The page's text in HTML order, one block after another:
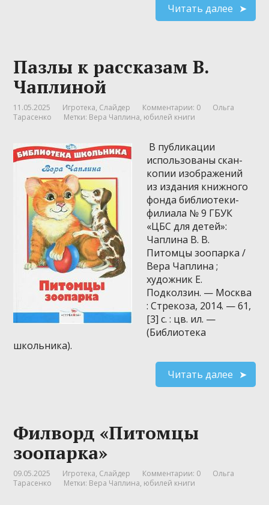
Читать далее
Пазлы к рассказам В.
Чаплиной
11.05.2025 Игротека, Слайдер Комментарии: 0
Ольга
Тарасенко
Метки: Вера Чаплина, юбилей книги
В публикации
использованы скан-
копии изображений
из издания книжного
фонда библиотеки-
филиала № 9 ГБУК
«ЦБС для детей»:
Чаплина В. В.
Питомцы зоопарка /
Вера Чаплина ;
художник Е.
Подколзин. — Москва
: Стрекоза, 2014. — 61,
[3] с. : цв. ил. —
(Библиотека
школьника).
Читать далее
Филворд «Питомцы
зоопарка»
09.05.2025 Игротека, Слайдер Комментарии: 0
Ольга
Тарасенко
Метки: Вера Чаплина, юбилей книги